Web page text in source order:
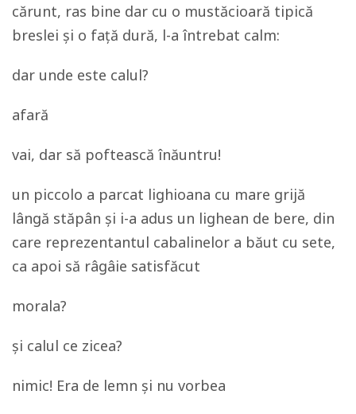
cărunt, ras bine dar cu o mustăcioară tipică
breslei și o față dură, l-a întrebat calm:
dar unde este calul?
afară
vai, dar să poftească înăuntru!
un piccolo a parcat lighioana cu mare grijă
lângă stăpân și i-a adus un lighean de bere, din
care reprezentantul cabalinelor a băut cu sete,
ca apoi să râgâie satisfăcut
morala?
și calul ce zicea?
nimic! Era de lemn și nu vorbea